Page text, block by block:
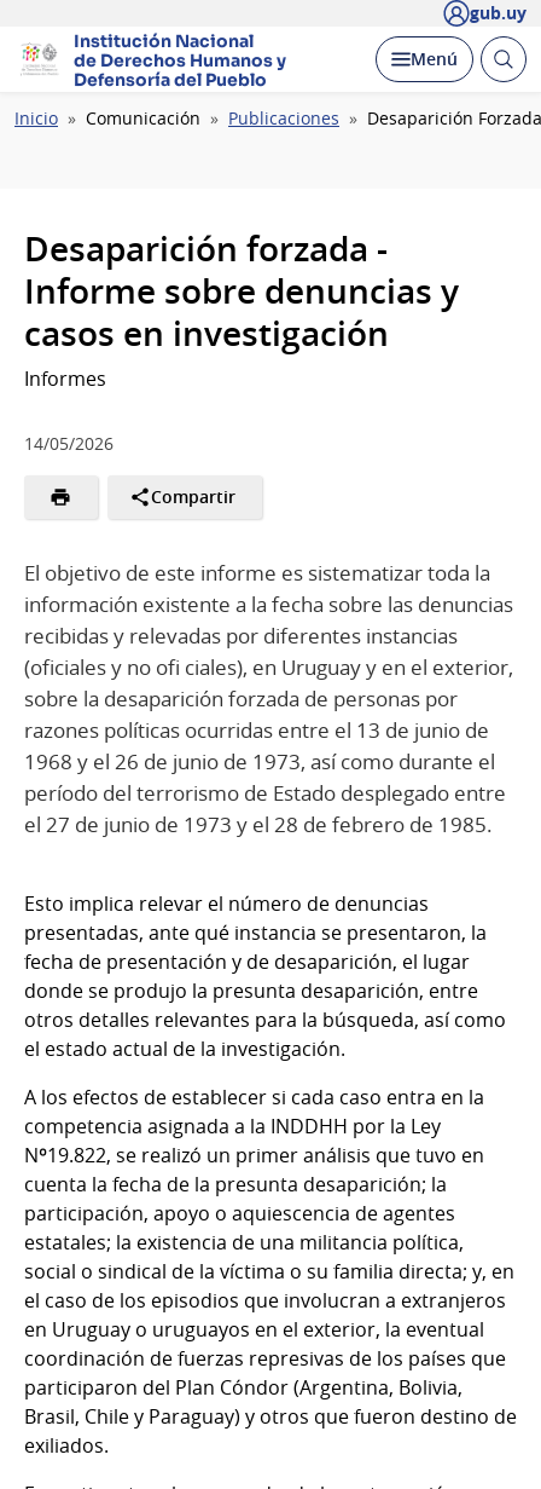
gub.uy
Institución Nacional
de Derechos Humanosy
Defensoría del Pueblo
Desplegar
Menú Abrir
Ruta
Inicio Comunicación Publicaciones Desaparición
Desaparición forzada -
Informe sobre denuncias y
casos en investigación
Informes
14/05/2026
Compartir
El objetivo de este informe es sistematizar toda la
información existente a la fecha sobre las denuncias
recibidas y relevadas por diferentes instancias
(oficiales y no ofi ciales), en Uruguay y en el exterior,
sobre la desaparición forzada de personas por
razones políticas ocurridas entre el 13 de junio de
1968 y el 26 de junio de 1973, así como durante el
período del terrorismo de Estado desplegado entre
el 27 de junio de 1973 y el 28 de febrero de 1985.
Esto implica relevar el número de denuncias
presentadas, ante qué instancia se presentaron, la
fecha de presentación y de desaparición, el lugar
donde se produjo la presunta desaparición, entre
otros detalles relevantes para la búsqueda, así como
el estado actual de la investigación.
A los efectos de establecer si cada caso entra en la
competencia asignada a la INDDHH por la Ley
Nº19.822, se realizó un primer análisis que tuvo en
cuenta la fecha de la presunta desaparición; la
participación, apoyo o aquiescencia de agentes
estatales; la existencia de una militancia política,
social o sindical de la víctima o su familia directa; y, en
el caso de los episodios que involucran a extranjeros
en Uruguay o uruguayos en el exterior, la eventual
coordinación de fuerzas represivas de los países que
participaron del Plan Cóndor (Argentina, Bolivia,
Brasil, Chile y Paraguay) y otros que fueron destino de
exiliados.